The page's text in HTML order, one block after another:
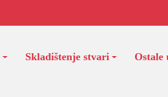
Skladištenje stvari Ostale